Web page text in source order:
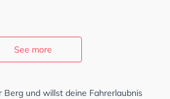
See more
Berg und willst deine Fahrerlaubnis